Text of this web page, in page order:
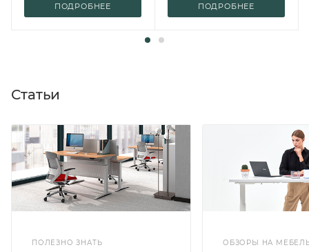
ПОДРОБНЕЕ ПОДРОБНЕЕ
Статьи
ПОЛЕЗНО ЗНАТЬ
ОБЗОРЫ НА